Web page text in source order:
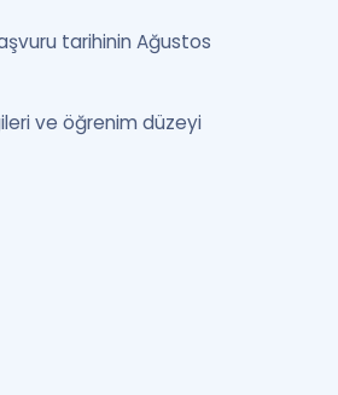
tarihinin Ağustos
ve öğrenim düzeyi